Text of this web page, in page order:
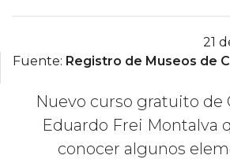
21
Fuente: Registro de Museos de
Nuevo curso gratuito de
Eduardo Frei Montalva
conocer algunos